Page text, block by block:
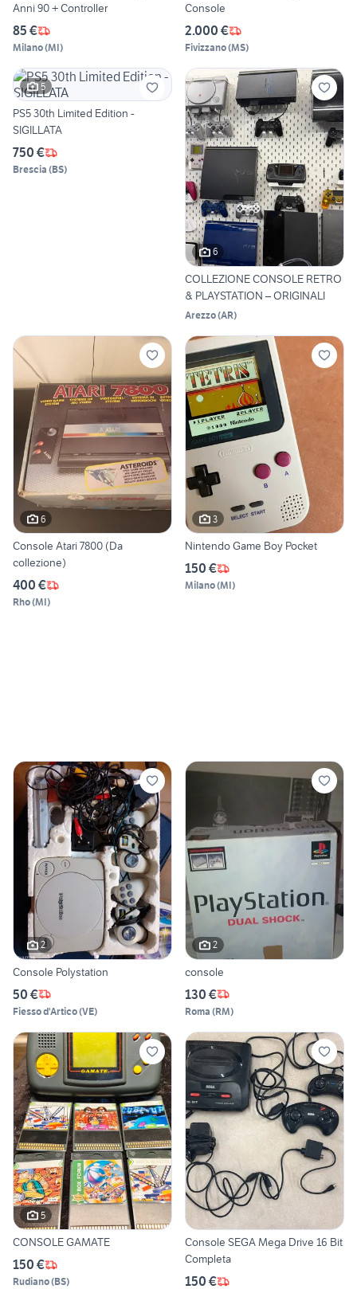
Anni 90 + Controller
85 €
Milano(MI)
Console
2.000 €
Fivizzano(MS)
5
PS5 30th Limited Edition -
SIGILLATA
750 €
Brescia (BS)
6
COLLEZIONE CONSOLE RETRO
& PLAYSTATION – ORIGINALI
Arezzo(AR)
6
Console Atari 7800 (Da
collezione)
400 €
Rho(MI)
3
Nintendo Game Boy Pocket
150 €
Milano(MI)
2
Console Polystation
50 €
Fiesso d'Artico(VE)
2
console
130 €
Roma (RM)
5
CONSOLE GAMATE
150 €
Rudiano(BS)
Console SEGA Mega Drive 16 Bit
Completa
150 €